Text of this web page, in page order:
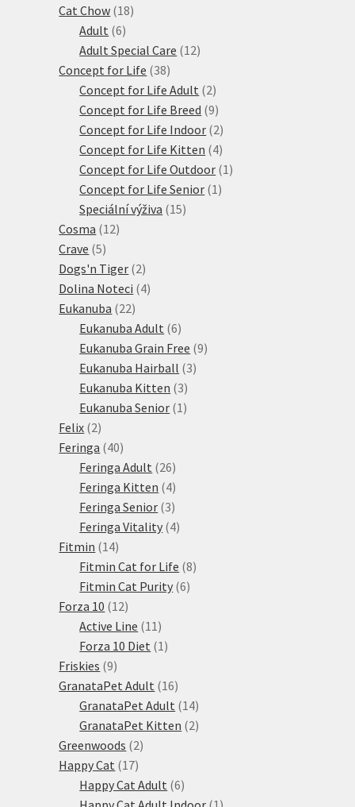
Cat Chow 1818
Adult 66
produktů
Adult Special Care 1212
Concept for Life 3838
produktů
Concept for Life Adult 22
produkty
Concept for Life Breed 99
produktů
Concept for Life Indoor 22
produkty
Concept for Life Kitten 44
produkty
Concept for Life Outdoor 1 1
Concept for Life Senior 1 1
Speciální výživa 1515
Cosma 1212
Crave 55
produktů
Dogs'n Tiger 22
produkty
Dolina Noteci 44
Eukanuba 2222
produktů
Eukanuba Adult 66
produktů
Eukanuba Grain Free 99
Eukanuba Hairball 33
Eukanuba Kitten 33
produkty
Eukanuba Senior 1 1
Felix 22
produkty
Feringa 4040
produktů
Feringa Adult 2626
produktů
Feringa Kitten 44
produkty
Feringa Senior 33
produkty
Feringa Vitality 44
Fitmin 1414
produktů
Fitmin Cat for Life 88
Fitmin Cat Purity 66
Forza 10 1212
produktů
Active Line 11 11
produktů
Forza 10 Diet 1 1
Friskies 99
produktů
GranataPet Adult 1616
produktů
GranataPet Adult 1414
produktů
GranataPet Kitten 22
Greenwoods 22
Happy Cat 1717
produktů
Happy Cat Adult 66
produktů1